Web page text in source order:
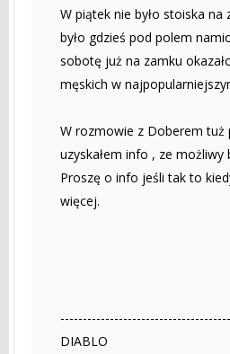
W piątek nie było stoiska na
było gdzieś pod polem
sobotę już na zamku
męskich w
W rozmowie z Doberem tuż
uzyskałem info , ze możliwy
Proszę o info jeśli tak to
więcej.
DIABLO